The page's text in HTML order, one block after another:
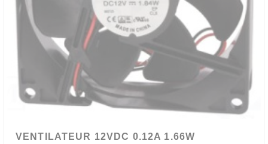
VENTILATEUR 12VDC 0.12A 1.66W